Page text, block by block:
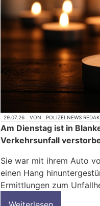
29.07.26 VON POLIZEI.NEWS
Am Dienstag ist in
Verkehrsunfall
Sie war mit ihrem Auto
einen Hang
Ermittlungen zum